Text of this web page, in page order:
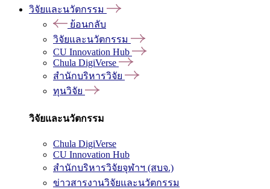
วิจัยและนวัตกรรม
ย้อนกลับ
วิจัยและนวัตกรรม
CU Innovation Hub
Chula DigiVerse
สำนักบริหารวิจัย
ทุนวิจัย
วิจัยและนวัตกรรม
Chula DigiVerse
CU Innovation Hub
สำนักบริหารวิจัยจุฬาฯ (สบจ.)
ข่าวสารงานวิจัยและนวัตกรรม